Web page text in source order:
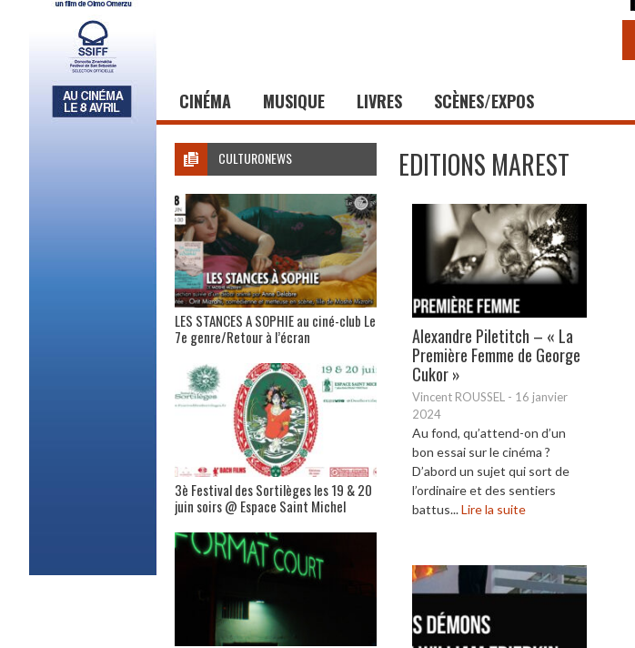
CINÉMA MUSIQUE LIVRES SCÈNES/EXPOS
EDITIONS MAREST
Alexandre Piletitch – « La
Première Femme de George
Cukor »
Vincent ROUSSEL - 16 janvier
2024
Au fond, qu’attend-on d’un
bon essai sur le cinéma ?
D’abord un sujet qui sort de
l’ordinaire et des sentiers
battus...Lire la suite
CULTURONEWS
LES STANCES A SOPHIE au ciné-club Le
7e genre/Retour à l’écran
3è Festival des Sortilèges les 19 & 20
juin soirs @ Espace Saint Michel